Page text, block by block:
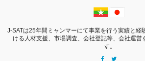
J-SATは25年間ミャンマーにて事業を行う実績と経
ける 人材支援、市場調査、会社登記等、会社運営
す。